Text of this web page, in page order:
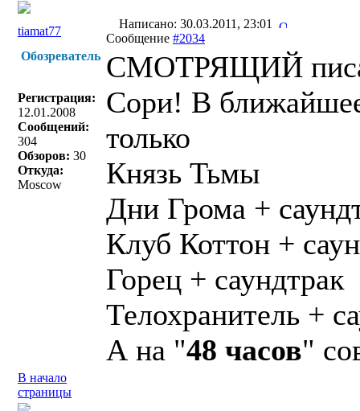
tiamat77
Написано: 30.03.2011, 23:01
Сообщение #2034
Обозреватель
Регистрация:
12.01.2008
Сообщений:
304
Обзоров: 30
Откуда:
Moscow
СМОТРЯЩИЙ
Сори! В
только
Князь Тьмы
Дни Грома +
Клуб Коттон +
Горец + саундтрак
Телохранитель +
А на "48 часов"
В начало
страницы